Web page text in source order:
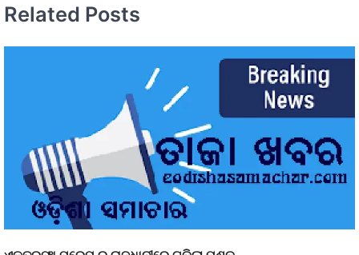
Related Posts